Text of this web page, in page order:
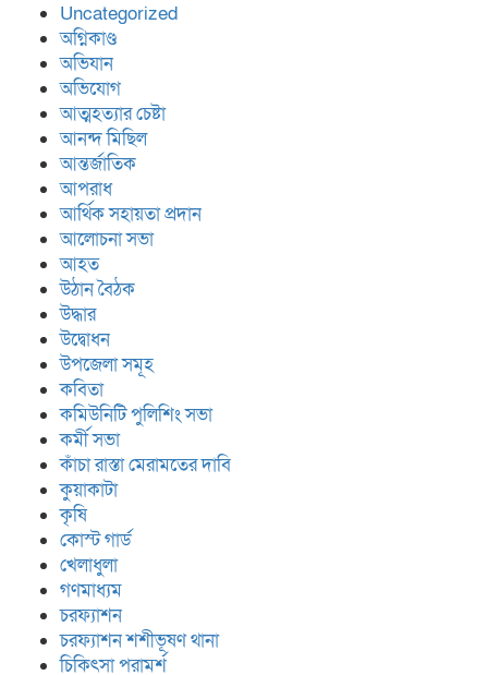
Uncategorized
অগ্নিকাণ্ড
অভিযান
অভিযোগ
আত্মহত্যার চেষ্টা
আনন্দ মিছিল
আন্তর্জাতিক
আপরাধ
আর্থিক সহায়তা প্রদান
আলোচনা সভা
আহত
উঠান বৈঠক
উদ্ধার
উদ্বোধন
উপজেলা সমূহ
কবিতা
কমিউনিটি পুলিশিং সভা
কর্মী সভা
কাঁচা রাস্তা মেরামতের দাবি
কুয়াকাটা
কৃষি
কোস্ট গার্ড
খেলাধুলা
গণমাধ্যম
চরফ্যাশন
চরফ্যাশন শশীভূষণ থানা
চিকিৎসা পরামর্শ